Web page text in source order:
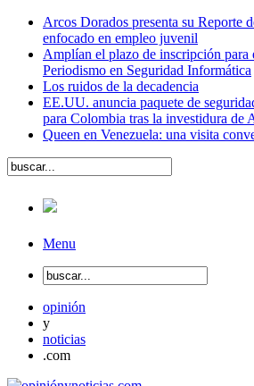
Arcos Dorados presenta su Reporte
enfocado en empleo juvenil
Amplían el plazo de inscripción para
Periodismo en Seguridad Informática
Los ruidos de la decadencia
EE.UU. anuncia paquete de
para Colombia tras la investidura de
Queen en Venezuela: una visita
Menu
opinión
y
noticias
.com